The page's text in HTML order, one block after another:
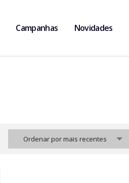
Campanhas Novidades
Ordenar por mais recentes